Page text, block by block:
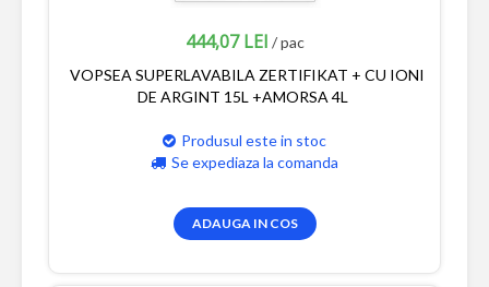
444,07 LEI / pac
VOPSEA SUPERLAVABILA ZERTIFIKAT + CU IONI
DE ARGINT 15L +AMORSA 4L
Produsul este in stoc
Se expediaza la comanda
ADAUGA IN COS